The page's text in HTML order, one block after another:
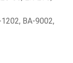
ВА-9002,